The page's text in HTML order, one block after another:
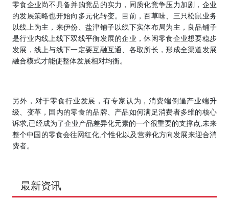
零食企业尚不具备并购竞品的实力，同质化竞争压力加剧，企业
的发展策略也开始向多元化转变。目前，百草味、三只松鼠业务
以线上为主，来伊份、盐津铺子以线下实体布局为主，良品铺子
是行业内线上线下双线平衡发展的企业，休闲零食企业想要稳步
发展，线上与线下一定要互融互通、各取所长，形成全渠道发展
融合模式才能使整体发展相对均衡。
另外，对于零食行业发展，有专家认为，消费端倒逼产业端升
级、变革，国内的零食的品牌、产品如何满足消费者多维的核心
诉求,已经成为了企业产品差异化元素的一个很重要的支撑点,未来
整个中国的零食会往网红化,个性化以及营养化方向发展来迎合消
费者。
最新资讯